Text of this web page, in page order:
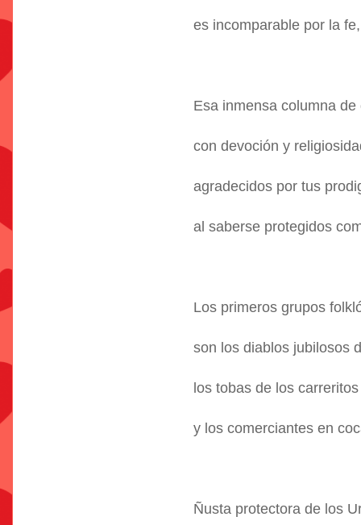
es incomparable por la
Esa inmensa columna
con devoción y
agradecidos por tus
al saberse protegidos
Los primeros grupos
son los diablos jubilosos
los tobas de los
y los comerciantes en
Ñusta protectora de los